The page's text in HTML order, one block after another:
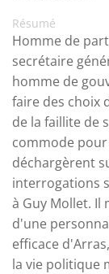
Résumé
Homme de
secrétaire
homme de
faire des choix
de la faillite de
commode
déchargèrent
interrogations
à Guy Mollet. Il
d'une
efficace
la vie politique